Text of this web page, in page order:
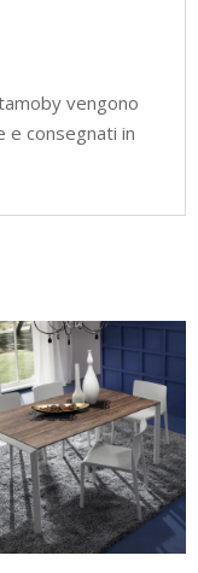
vengono
consegnati in